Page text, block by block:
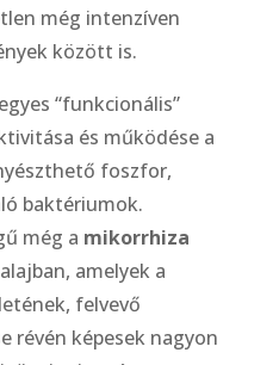
még intenzíven
között is.
“funkcionális”
és működése a
foszfor,
baktériumok.
még a mikorrhiza
amelyek a
felvevő
révén képesek nagyon